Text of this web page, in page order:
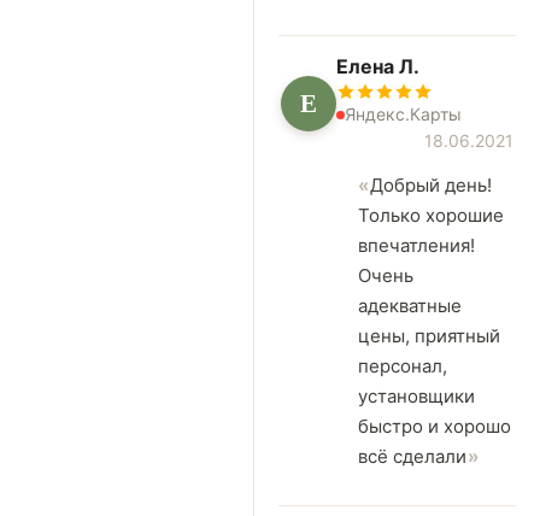
Е
Елена Л.
Яндекс.Карты
18.06.2021
Добрый день!
Только хорошие
впечатления!
Очень
адекватные
цены, приятный
персонал,
установщики
быстро и хорошо
всё сделали